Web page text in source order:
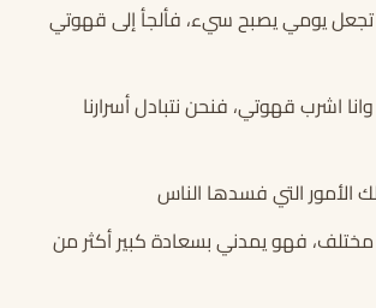
تجعل يومي يصبح سيء، فألجأ إلى قهوتي
وانا اشرب قهوتي، فنحن نتبادل أسرارنا
الأمور التي فسدها الناس
فهو يمدني بسعادة كبير أكثر من